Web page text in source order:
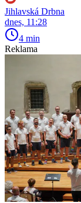
Jihlavská Drbna
dnes, 11:28
4 min
Reklama